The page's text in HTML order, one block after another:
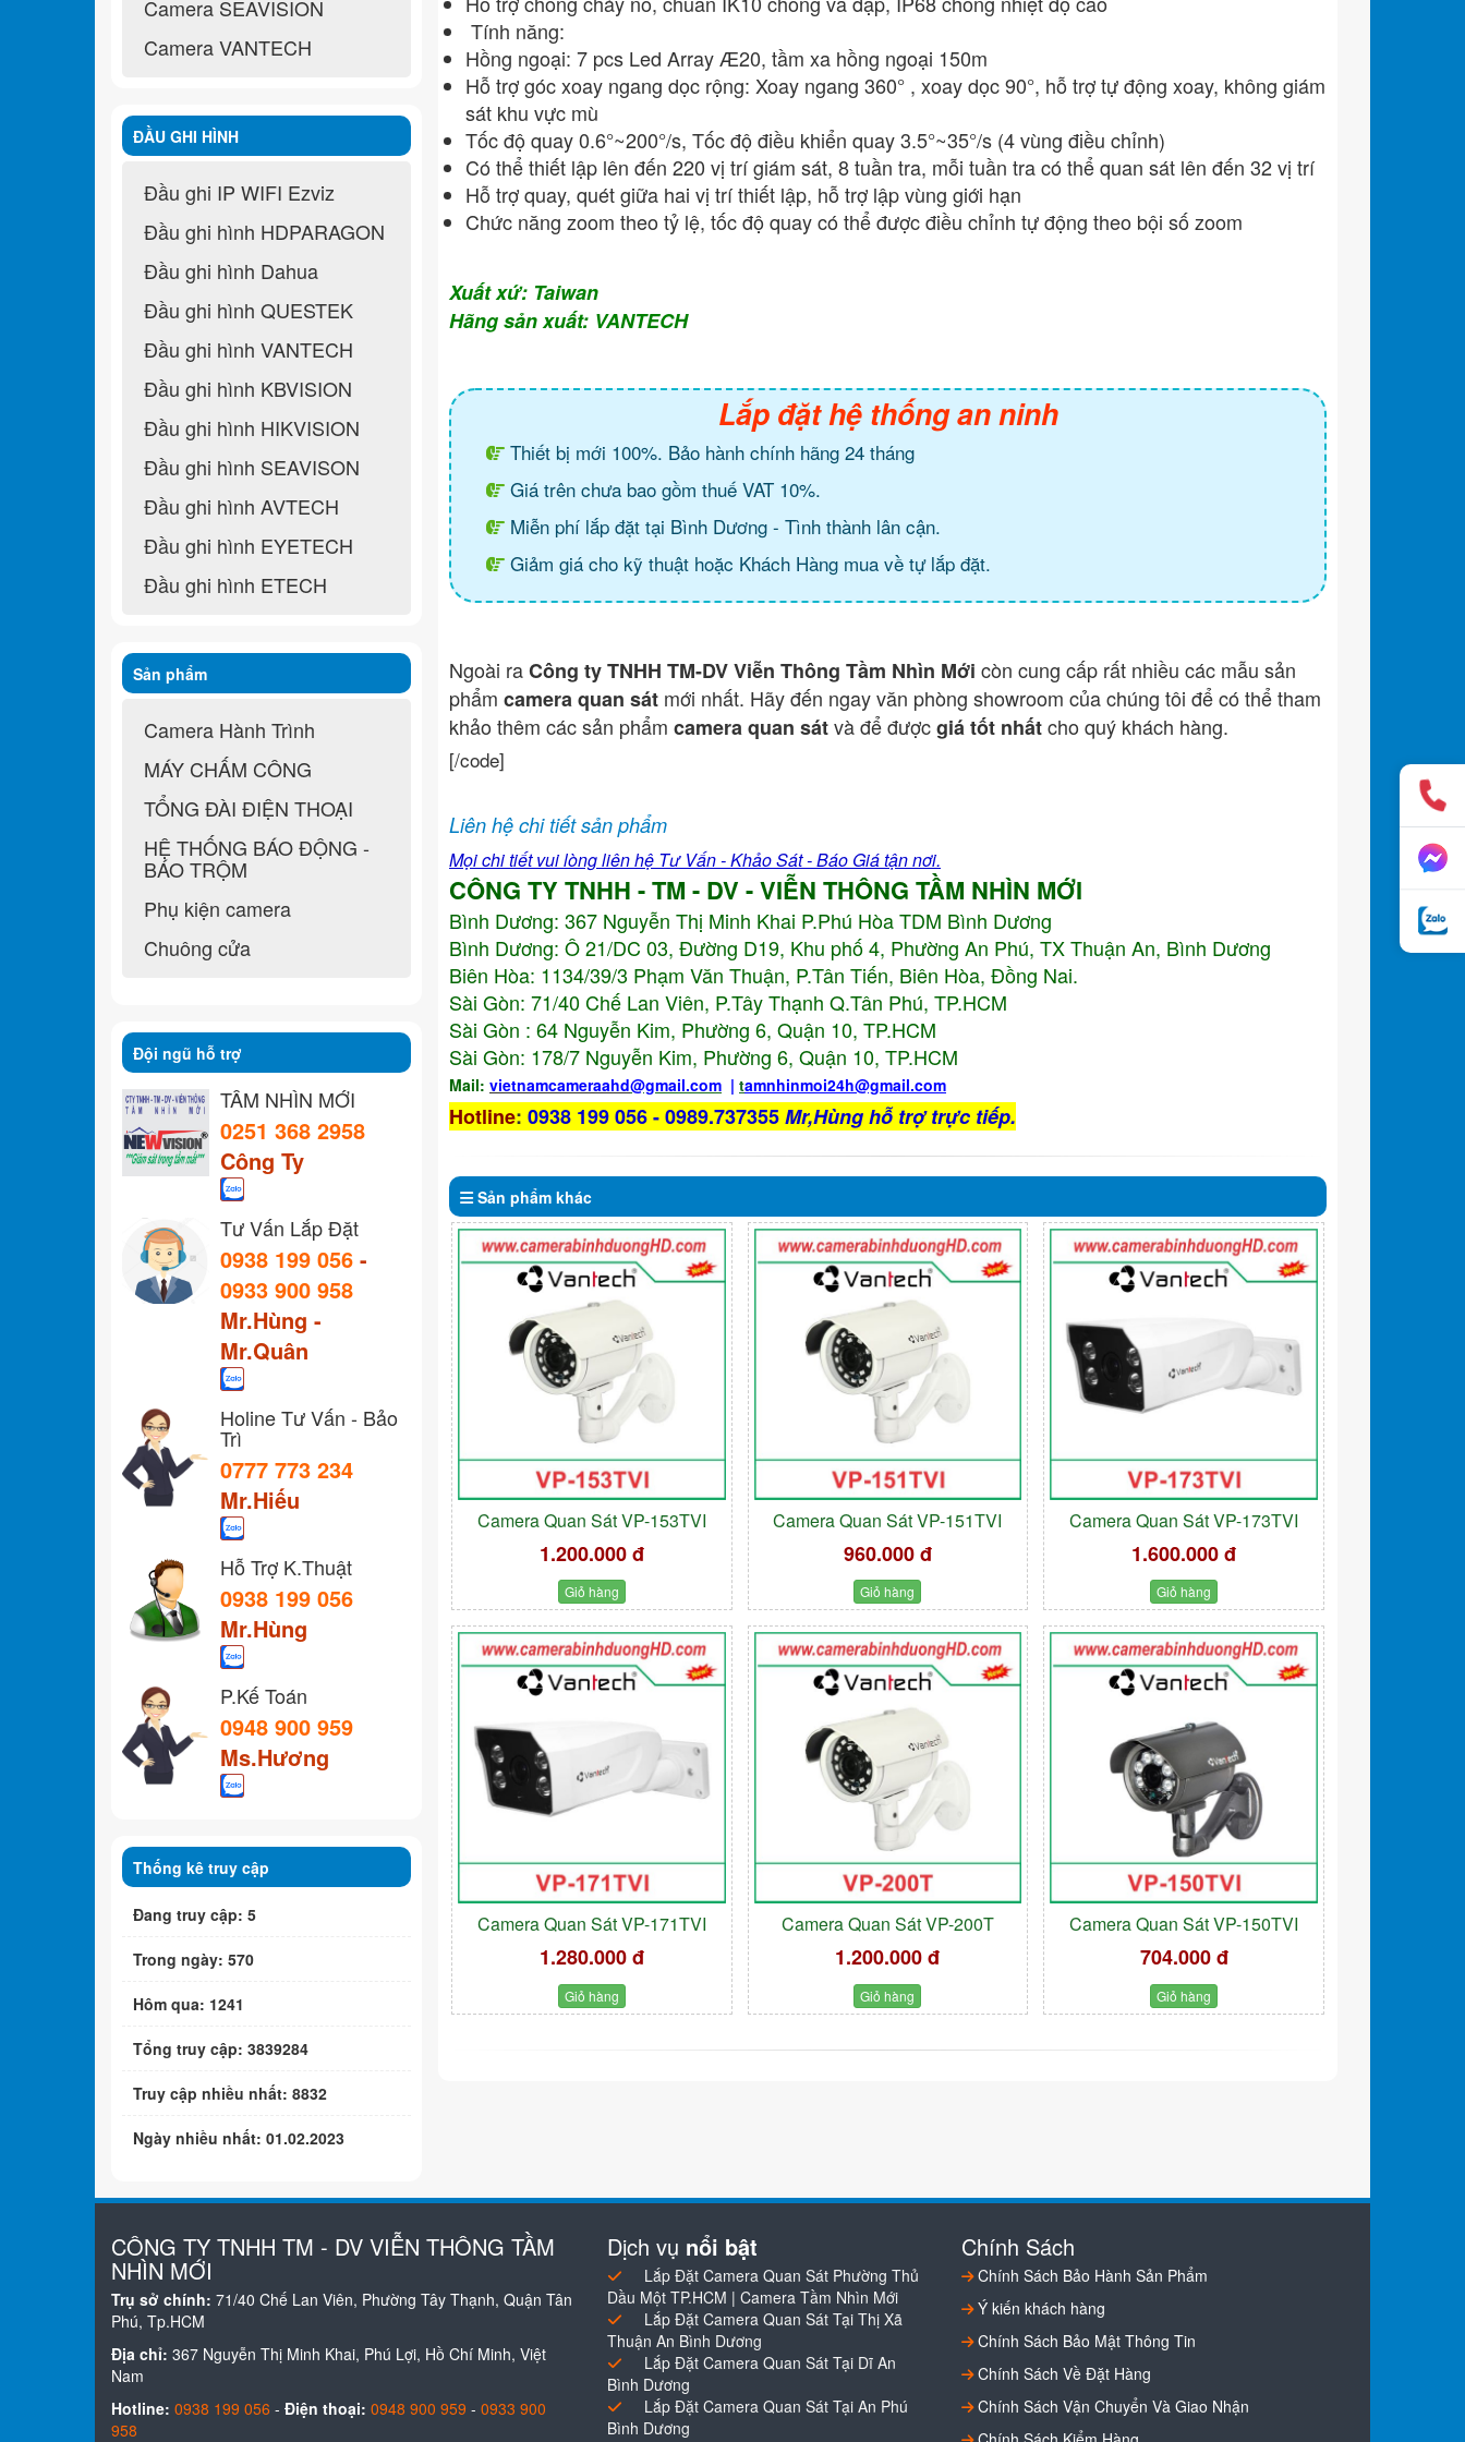
Tính năng:
Hồng ngoại: 7 pcs Led Array Æ20, tầm xa hồng ngoại 150m
Hỗ trợ góc xoay ngang dọc rộng: Xoay ngang 360° , xoay dọc 90°, hỗ trợ tự động xoay, không giám
sát khu vực mù
Tốc độ quay 0.6°~200°/s, Tốc độ điều khiển quay 3.5°~35°/s (4 vùng điều chỉnh)
Có thể thiết lập lên đến 220 vị trí giám sát, 8 tuần tra, mỗi tuần tra có thể quan sát lên đến 32 vị trí
Hỗ trợ quay, quét giữa hai vị trí thiết lập, hỗ trợ lập vùng giới hạn
Chức năng zoom theo tỷ lệ, tốc độ quay có thể được điều chỉnh tự động theo bội số zoom
Xuất xứ: Taiwan
Hãng sản xuất: VANTECH
Lắp đặt hệ thống an ninh
Thiết bị mới 100%. Bảo hành chính hãng 24 tháng
Giá trên chưa bao gồm thuế VAT 10%.
Miễn phí lắp đặt tại Bình Dương - Tình thành lân cận.
Giảm giá cho kỹ thuật hoặc Khách Hàng mua về tự lắp đặt.
Ngoài raCông ty TNHH TM-DV Viễn Thông Tầm Nhìn Mới còn cung cấp rất nhiều các mẫu sản
phẩm camera quan sát mới nhất. Hãy đến ngay văn phòng showroom của chúng tôi để có thể tham
khảo thêm các sản phẩm camera quan sátvà để đượcgiá tốt nhấtcho quý khách hàng.
[/code]
Liên hệ chi tiết sản phẩm
Mọi chi tiết vui lòng liên hệ Tư Vấn - Khảo Sát - Báo Giá tận nơi.
CÔNG TY TNHH - TM - DV - VIỄN THÔNG TẦM NHÌN MỚI
Bình Dương: 367 Nguyễn Thị Minh Khai P.Phú Hòa TDM Bình Dương
Bình Dương: Ô 21/DC 03, Đường D19, Khu phố 4, Phường An Phú, TX Thuận An, Bình Dương
Biên Hòa: 1134/39/3 Phạm Văn Thuận, P.Tân Tiến, Biên Hòa, Đồng Nai.
Sài Gòn: 71/40 Chế Lan Viên, P.Tây Thạnh Q.Tân Phú, TP.HCM
Sài Gòn : 64 Nguyễn Kim, Phường 6, Quận 10, TP.HCM
Sài Gòn: 178/7 Nguyễn Kim, Phường 6, Quận 10, TP.HCM
Mail: vietnamcameraahd@gmail.com | tamnhinmoi24h@gmail.com
Hotline: 0938 199 056 - 0989.737355Mr,Hùng hỗ trợ trực tiếp.
Sản phẩm khác
Camera Quan Sát VP-153TVI
1.200.000 đ
Giỏ hàng
Camera Quan Sát VP-151TVI
960.000 đ
Giỏ hàng
Camera Quan Sát VP-173TVI
1.600.000 đ
Giỏ hàng
Camera Quan Sát VP-171TVI
1.280.000 đ
Giỏ hàng
Camera Quan Sát VP-200T
1.200.000 đ
Giỏ hàng
Camera Quan Sát VP-150TVI
704.000 đ
Giỏ hàng
Camera SEAVISION
Camera VANTECH
ĐẦU GHI HÌNH
Đầu ghi IP WIFI Ezviz
Đầu ghi hình HDPARAGON
Đầu ghi hình Dahua
Đầu ghi hình QUESTEK
Đầu ghi hình VANTECH
Đầu ghi hình KBVISION
Đầu ghi hình HIKVISION
Đầu ghi hình SEAVISON
Đầu ghi hình AVTECH
Đầu ghi hình EYETECH
Đầu ghi hình ETECH
Sản phẩm
Camera Hành Trình
MÁY CHẤM CÔNG
TỔNG ĐÀI ĐIỆN THOẠI
HỆ THỐNG BÁO ĐỘNG -
BÁO TRỘM
Phụ kiện camera
Chuông cửa
Đội ngũ hỗ trợ
TẦM NHÌN MỚI
0251 368 2958
Công Ty
Tư Vấn Lắp Đặt
0938 199 056 -
0933 900 958
Mr.Hùng -
Mr.Quân
Holine Tư Vấn - Bảo
Trì
0777 773 234
Mr.Hiếu
Hỗ Trợ K.Thuật
0938 199 056
Mr.Hùng
P.Kế Toán
0948 900 959
Ms.Hương
Thống kê truy cập
Đang truy cập: 5
Trong ngày: 570
Hôm qua: 1241
Tổng truy cập: 3839284
Truy cập nhiều nhất: 8832
Ngày nhiều nhất: 01.02.2023
CÔNG TY TNHH TM - DV VIỄN THÔNG TẦM
NHÌN MỚI
Trụ sở chính: 71/40 Chế Lan Viên, Phường Tây Thạnh, Quận Tân
Phú, Tp.HCM
Địa chỉ: 367 Nguyễn Thị Minh Khai, Phú Lợi, Hồ Chí Minh, Việt
Nam
Hotline: 0938 199 056 - Điện thoại: 0948 900 959 - 0933 900
958
Dịch vụ nổi bật
Lắp Đặt Camera Quan Sát Phường Thủ
Dầu Một TP.HCM | Camera Tầm Nhìn Mới
Lắp Đặt Camera Quan Sát Tại Thị Xã
Thuận An Bình Dương
Lắp Đặt Camera Quan Sát Tại Dĩ An
Bình Dương
Lắp Đặt Camera Quan Sát Tại An Phú
Bình Dương
Chính Sách
Chính Sách Bảo Hành Sản Phẩm
Ý kiến khách hàng
Chính Sách Bảo Mật Thông Tin
Chính Sách Về Đặt Hàng
Chính Sách Vận Chuyển Và Giao Nhận